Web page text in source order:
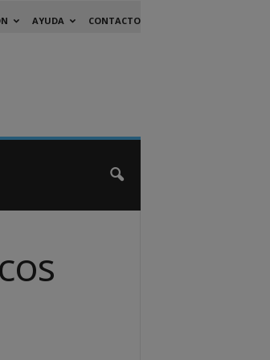
AYUDA CONTACTO